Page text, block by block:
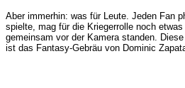
Aber immerhin: was für Leute. Jeden Fan
spielte, mag für die Kriegerrolle noch
gemeinsam vor der Kamera standen.
ist das Fantasy-Gebräu von Dominic